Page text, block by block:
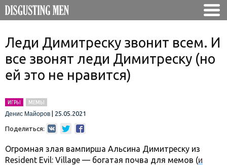
Леди Димитреску звонит всем. И
все звонят леди Димитреску (но
ей это не нравится)
ИГРЫ
МЕМЫ
Денис Майоров
25.05.2021
Поделиться:
Огромная злая вампирша Альсина Димитреску из
Resident Evil: Village — богатая почва для мемов (и